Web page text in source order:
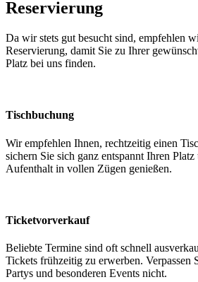
Reservierung
Da wir stets gut besucht sind, empfehlen
Reservierung, damit Sie zu Ihrer
Platz bei uns finden.
Tischbuchung
Wir empfehlen Ihnen, rechtzeitig einen
sichern Sie sich ganz entspannt Ihren
Aufenthalt in vollen Zügen genießen.
Ticketvorverkauf
Beliebte Termine sind oft schnell
Tickets frühzeitig zu erwerben. Verpassen
Partys und besonderen Events nicht.